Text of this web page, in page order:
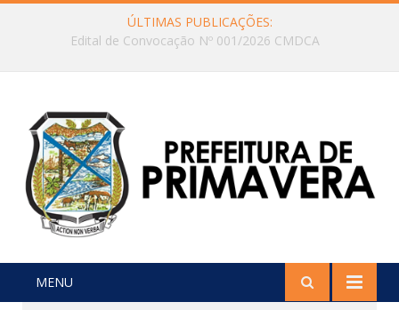
ÚLTIMAS PUBLICAÇÕES:
Edital de Convocação Nº 001/2026 CMDCA
MENU